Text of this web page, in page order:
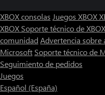
XBOX consolas Juegos XBOX
XBOX Soporte técnico de XBOX
comunidad Advertencia sobre
Microsoft Soporte técnico de
Seguimiento de pedidos
Juegos
Español (España)